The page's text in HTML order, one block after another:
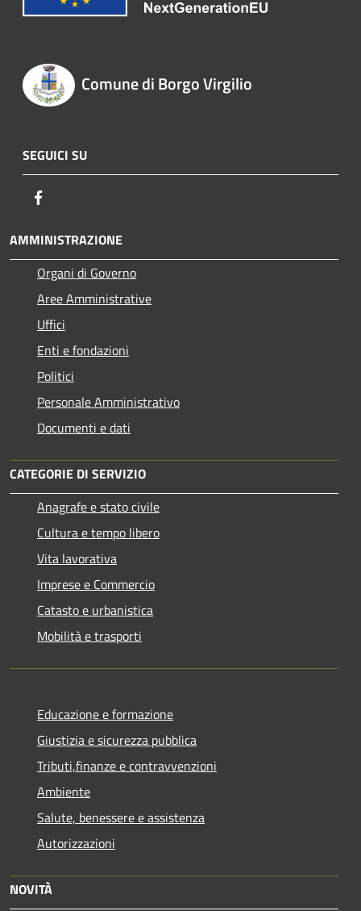
Comune di Borgo Virgilio
SEGUICI SU
AMMINISTRAZIONE
Organi di Governo
Aree Amministrative
Uffici
Enti e fondazioni
Politici
Personale Amministrativo
Documenti e dati
CATEGORIE DI SERVIZIO
Anagrafe e stato civile
Cultura e tempo libero
Vita lavorativa
Imprese e Commercio
Catasto e urbanistica
Mobilità e trasporti
Educazione e formazione
Giustizia e sicurezza pubblica
Tributi,finanze e contravvenzioni
Ambiente
Salute, benessere e assistenza
Autorizzazioni
NOVITÀ